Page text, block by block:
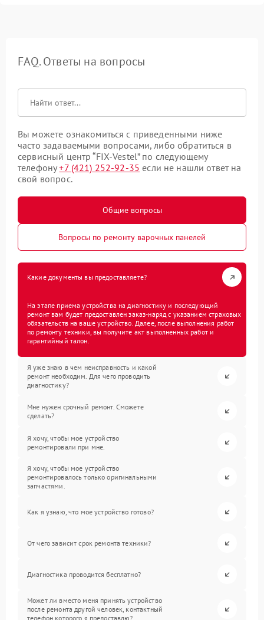
FAQ. Ответы на вопросы
Вы можете ознакомиться с приведенными ниже
часто задаваемыми вопросами, либо обратиться в
сервисный центр “FIX-Vestel” по следующему
телефону+7 (421) 252-92-35 если не нашли ответ на
свой вопрос.
Общие вопросы
Вопросы по ремонту варочных панелей
Какие документы вы предоставляете?
На этапе приема устройства на диагностику и последующий
ремонт вам будет предоставлен заказ-наряд с указанием страховых
обязательств на ваше устройство. Далее, после выполнения работ
по ремонту техники, вы получите акт выполненных работ и
гарантийный талон.
Я уже знаю в чем неисправность и какой
ремонт необходим. Для чего проводить
диагностику?
Мне нужен срочный ремонт. Сможете
сделать?
Я хочу, чтобы мое устройство
ремонтировали при мне.
Я хочу, чтобы мое устройство
ремонтировалось только оригинальными
запчастями.
Как я узнаю, что мое устройство готово?
От чего зависит срок ремонта техники?
Диагностика проводится бесплатно?
Может ли вместо меня принять устройство
после ремонта другой человек, контактный
телефон которого я предоставлю?